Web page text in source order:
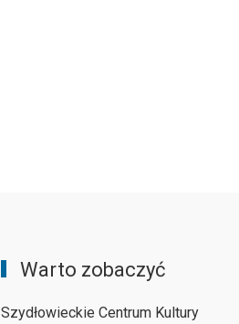
Warto zobaczyć
Szydłowieckie Centrum Kultury